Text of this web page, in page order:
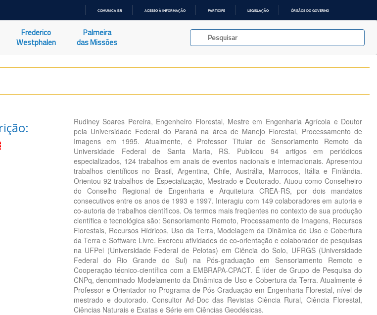
O
COMUNICA BR ACESSO À INFORMAÇÃO PARTICIPE LEGISLAÇÃO ÓRGÃOS DO GOVERNO
Frederico
Westphalen
Palmeira
das Missões
Rudiney Soares Pereira, Engenheiro Florestal, Mestre em Engenharia Agrícola e Doutor
pela Universidade Federal do Paraná na área de Manejo Florestal, Processamento de
Imagens em 1995. Atualmente, é Professor Titular de Sensoriamento Remoto da
Universidade Federal de Santa Maria, RS. Publicou 94 artigos em periódicos
especializados, 124 trabalhos em anais de eventos nacionais e internacionais. Apresentou
trabalhos científicos no Brasil, Argentina, Chile, Austrália, Marrocos, Itália e Finlândia.
Orientou 92 trabalhos de Especialização, Mestrado e Doutorado. Atuou como Conselheiro
do Conselho Regional de Engenharia e Arquitetura CREA-RS, por dois mandatos
consecutivos entre os anos de 1993 e 1997. Interagiu com 149 colaboradores em autoria e
co-autoria de trabalhos científicos. Os termos mais freqüentes no contexto de sua produção
científica e tecnológica são: Sensoriamento Remoto, Processamento de Imagens, Recursos
Florestais, Recursos Hídricos, Uso da Terra, Modelagem da Dinâmica de Uso e Cobertura
da Terra e Software Livre. Exerceu atividades de co-orientação e colaborador de pesquisas
na UFPel (Universidade Federal de Pelotas) em Ciência do Solo, UFRGS (Universidade
Federal do Rio Grande do Sul) na Pós-graduação em Sensoriamento Remoto e
Cooperação técnico-científica com a EMBRAPA-CPACT. É líder de Grupo de Pesquisa do
CNPq, denominado Modelamento da Dinâmica de Uso e Cobertura da Terra. Atualmente é
Professor e Orientador no Programa de Pós-Graduação em Engenharia Florestal, nível de
mestrado e doutorado. Consultor Ad-Doc das Revistas Ciência Rural, Ciência Florestal,
Ciências Naturais e Exatas e Série em Ciências Geodésicas.